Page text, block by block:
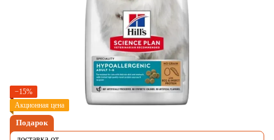
−15%
Акционная цена
Подарок